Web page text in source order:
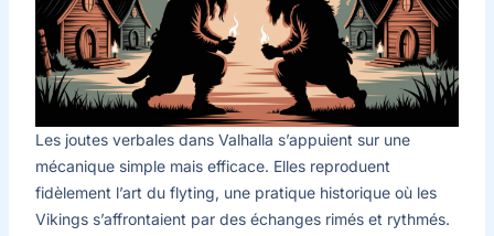
Les joutes verbales dans Valhalla s’appuient sur une
mécanique simple mais efficace. Elles reproduent
fidèlement l’art du flyting, une pratique historique où les
Vikings s’affrontaient par des échanges rimés et rythmés.